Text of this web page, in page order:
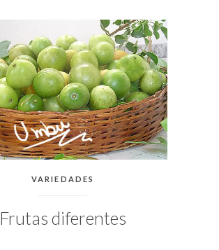
CATEGORIAS:
VARIEDADES
Frutas diferentes